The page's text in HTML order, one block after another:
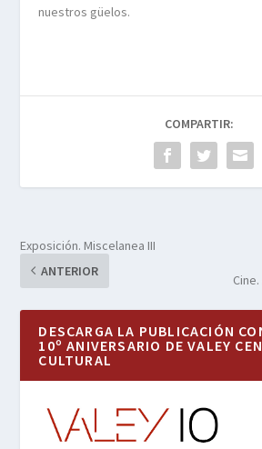
nuestros güelos.
COMPARTIR:
Exposición. Miscelanea III
ANTERIOR
DESCARGA LA PUBLICACIÓN
10º ANIVERSARIO DE VALEY
CULTURAL